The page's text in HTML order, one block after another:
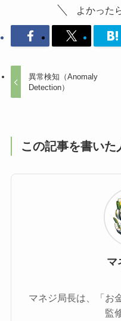
よかった
異常検知（Anomaly
Detection）
この記事を書いた
マ
マネジ局長は、「お
監